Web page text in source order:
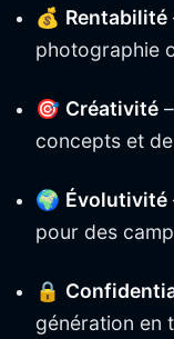
💰 Rentabilité
photographie
🎯 Créativité
concepts et
🌍 Évolutivité
pour des
🔒
génération en